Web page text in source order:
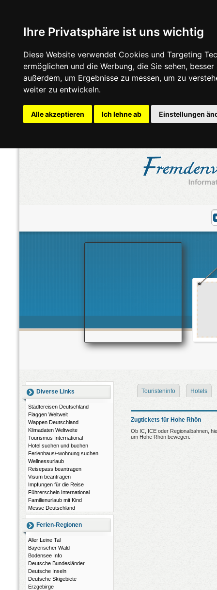
Ihre Privatsphäre ist uns wichtig
Diese Website verwendet Cookies und Targeting
ermöglichen und die Werbung, die Sie sehen,
außerdem, um Ergebnisse zu messen, um zu
weiter zu entwickeln.
Alle akzeptieren Ich lehne ab Einstellungen
Diverse Links
Städtereisen Deutschland
Flaggen Weltweit
Wappen Deutschland
Klimadaten Weltweite
Tourismus International
Hotel suchen und buchen
Ferienhaus/-wohnung suchen
Wellnessurlaub
Reisepass beantragen
Visum beantragen
Impfungen für die Reise
Führerschein International
Familienurlaub mit Kind
Messe Deutschland
Ferien-Regionen
Aller Leine Tal
Bayerischer Wald
Bodensee Info
Deutsche Bundesländer
Deutsche Inseln
Deutsche Skigebiete
Erzgebirge
Touristeninfo Hotels
Zugtickets für Hohe Rhön
Ob IC, ICE oder Regionalbahnen,
um Hohe Rhön bewegen.